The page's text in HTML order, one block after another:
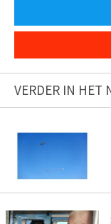
VERDER IN HET